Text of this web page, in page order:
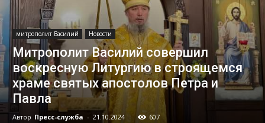
митрополит Василий Новости
Митрополит Василий совершил
воскресную Литургию в строящемся
храме святых апостолов Петра и
Павла
Автор Пресс-служба - 21.10.2024 607